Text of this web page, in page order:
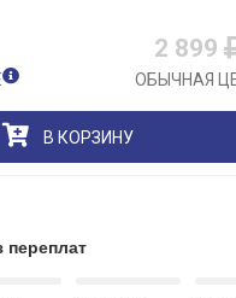
2 899
ОБЫЧНАЯ
В КОРЗИНУ
переплат